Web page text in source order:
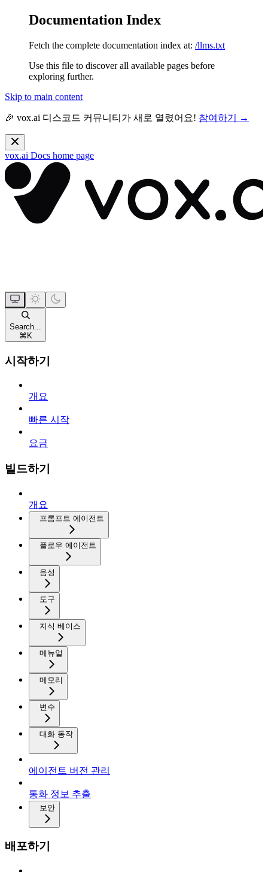
Documentation Index
Fetch the complete documentation index at: /llms.txt
Use this file to discover all available pages before
exploring further.
Skip to main content
🎉 vox.ai 디스코드 커뮤니티가 새로 열렸어요! 참여하기 →
vox.ai Docs home page
Search...
⌘ K
시작하기
개요
빠른 시작
요금
빌드하기
개요
프롬프트 에이전트
플로우 에이전트
음성
도구
지식 베이스
메뉴얼
메모리
변수
대화 동작
에이전트 버전 관리
통화 정보 추출
보안
배포하기